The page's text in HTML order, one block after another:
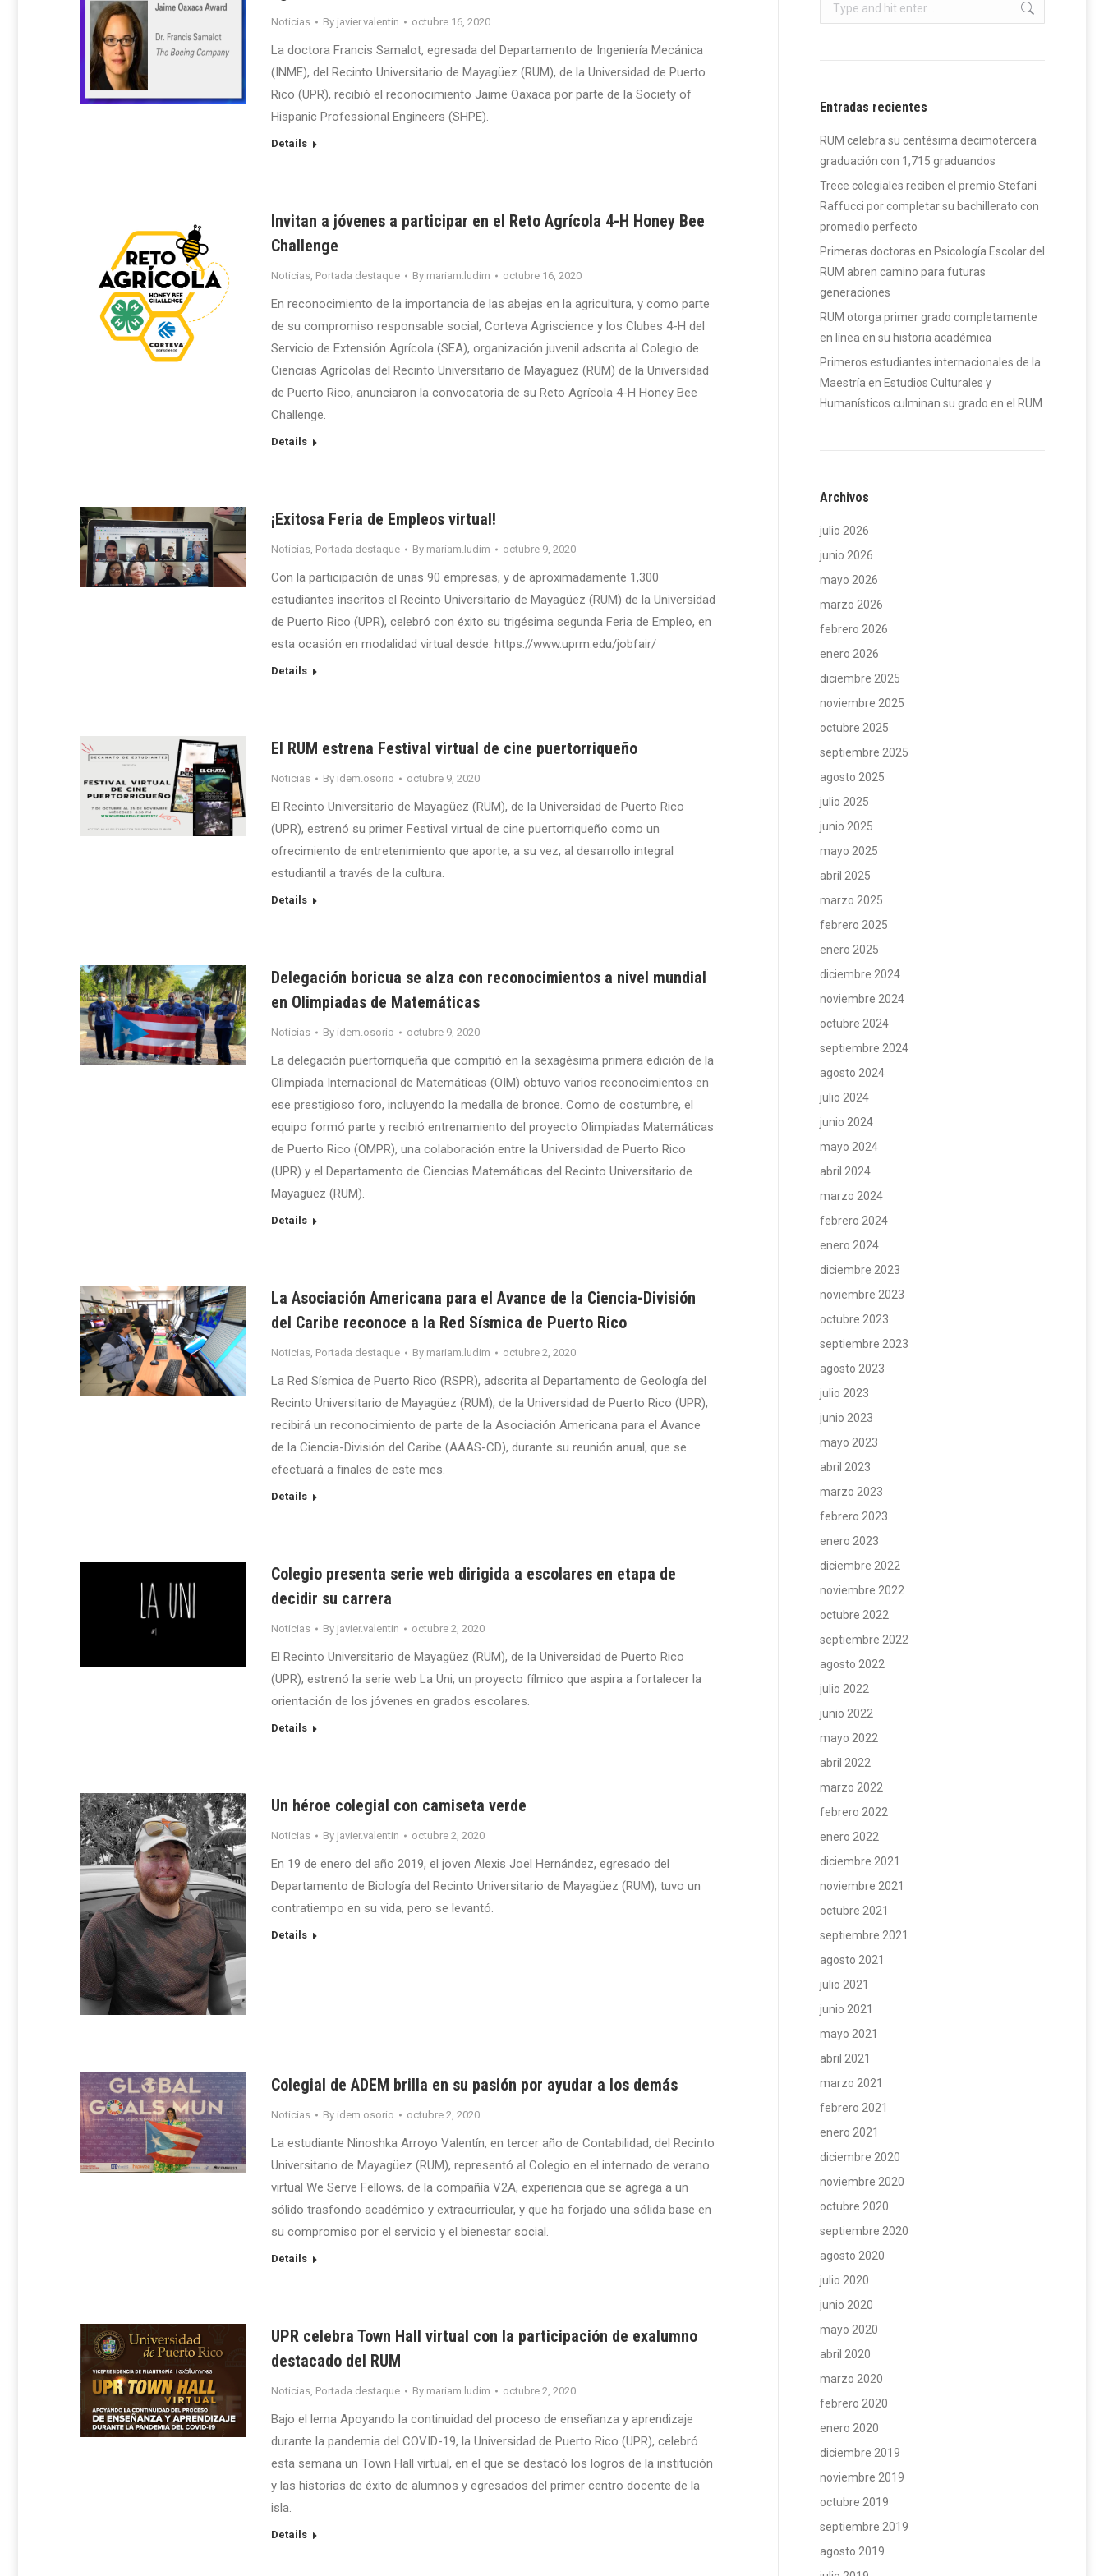
Noticias By javier.valentin octubre 16, 2020
La doctora Francis Samalot, egresada del Departamento de Ingeniería Mecánica
(INME), del Recinto Universitario de Mayagüez (RUM), de la Universidad de Puerto
Rico (UPR), recibió el reconocimiento Jaime Oaxaca por parte de la Society of
Hispanic Professional Engineers (SHPE).
Details
Invitan a jóvenes a participar en el Reto Agrícola 4-H Honey Bee
Challenge
Noticias, Portada destaque By mariam.ludim octubre 16, 2020
En reconocimiento de la importancia de las abejas en la agricultura, y como parte
de su compromiso responsable social, Corteva Agriscience y los Clubes 4-H del
Servicio de Extensión Agrícola (SEA), organización juvenil adscrita al Colegio de
Ciencias Agrícolas del Recinto Universitario de Mayagüez (RUM) de la Universidad
de Puerto Rico, anunciaron la convocatoria de su Reto Agrícola 4-H Honey Bee
Challenge.
Details
¡Exitosa Feria de Empleos virtual!
Noticias, Portada destaque By mariam.ludim octubre 9, 2020
Con la participación de unas 90 empresas, y de aproximadamente 1,300
estudiantes inscritos el Recinto Universitario de Mayagüez (RUM) de la Universidad
de Puerto Rico (UPR), celebró con éxito su trigésima segunda Feria de Empleo, en
esta ocasión en modalidad virtual desde: https://www.uprm.edu/jobfair/
Details
El RUM estrena Festival virtual de cine puertorriqueño
Noticias By idem.osorio octubre 9, 2020
El Recinto Universitario de Mayagüez (RUM), de la Universidad de Puerto Rico
(UPR), estrenó su primer Festival virtual de cine puertorriqueño como un
ofrecimiento de entretenimiento que aporte, a su vez, al desarrollo integral
estudiantil a través de la cultura.
Details
Delegación boricua se alza con reconocimientos a nivel mundial
en Olimpiadas de Matemáticas
Noticias By idem.osorio octubre 9, 2020
La delegación puertorriqueña que compitió en la sexagésima primera edición de la
Olimpiada Internacional de Matemáticas (OIM) obtuvo varios reconocimientos en
ese prestigioso foro, incluyendo la medalla de bronce. Como de costumbre, el
equipo formó parte y recibió entrenamiento del proyecto Olimpiadas Matemáticas
de Puerto Rico (OMPR), una colaboración entre la Universidad de Puerto Rico
(UPR) y el Departamento de Ciencias Matemáticas del Recinto Universitario de
Mayagüez (RUM).
Details
La Asociación Americana para el Avance de la Ciencia-División
del Caribe reconoce a la Red Sísmica de Puerto Rico
Noticias, Portada destaque By mariam.ludim octubre 2, 2020
La Red Sísmica de Puerto Rico (RSPR), adscrita al Departamento de Geología del
Recinto Universitario de Mayagüez (RUM), de la Universidad de Puerto Rico (UPR),
recibirá un reconocimiento de parte de la Asociación Americana para el Avance
de la Ciencia-División del Caribe (AAAS-CD), durante su reunión anual, que se
efectuará a finales de este mes.
Details
Colegio presenta serie web dirigida a escolares en etapa de
decidir su carrera
Noticias By javier.valentin octubre 2, 2020
El Recinto Universitario de Mayagüez (RUM), de la Universidad de Puerto Rico
(UPR), estrenó la serie web La Uni, un proyecto fílmico que aspira a fortalecer la
orientación de los jóvenes en grados escolares.
Details
Un héroe colegial con camiseta verde
Noticias By javier.valentin octubre 2, 2020
En 19 de enero del año 2019, el joven Alexis Joel Hernández, egresado del
Departamento de Biología del Recinto Universitario de Mayagüez (RUM), tuvo un
contratiempo en su vida, pero se levantó.
Details
Colegial de ADEM brilla en su pasión por ayudar a los demás
Noticias By idem.osorio octubre 2, 2020
La estudiante Ninoshka Arroyo Valentín, en tercer año de Contabilidad, del Recinto
Universitario de Mayagüez (RUM), representó al Colegio en el internado de verano
virtual We Serve Fellows, de la compañía V2A, experiencia que se agrega a un
sólido trasfondo académico y extracurricular, y que ha forjado una sólida base en
su compromiso por el servicio y el bienestar social.
Details
UPR celebra Town Hall virtual con la participación de exalumno
destacado del RUM
Noticias, Portada destaque By mariam.ludim octubre 2, 2020
Bajo el lema Apoyando la continuidad del proceso de enseñanza y aprendizaje
durante la pandemia del COVID-19, la Universidad de Puerto Rico (UPR), celebró
esta semana un Town Hall virtual, en el que se destacó los logros de la institución
y las historias de éxito de alumnos y egresados del primer centro docente de la
isla.
Details
Entradas recientes
RUM celebra su centésima decimotercera
graduación con 1,715 graduandos
Trece colegiales reciben el premio Stefani
Raffucci por completar su bachillerato con
promedio perfecto
Primeras doctoras en Psicología Escolar del
RUM abren camino para futuras
generaciones
RUM otorga primer grado completamente
en línea en su historia académica
Primeros estudiantes internacionales de la
Maestría en Estudios Culturales y
Humanísticos culminan su grado en el RUM
Archivos
julio 2026
junio 2026
mayo 2026
marzo 2026
febrero 2026
enero 2026
diciembre 2025
noviembre 2025
octubre 2025
septiembre 2025
agosto 2025
julio 2025
junio 2025
mayo 2025
abril 2025
marzo 2025
febrero 2025
enero 2025
diciembre 2024
noviembre 2024
octubre 2024
septiembre 2024
agosto 2024
julio 2024
junio 2024
mayo 2024
abril 2024
marzo 2024
febrero 2024
enero 2024
diciembre 2023
noviembre 2023
octubre 2023
septiembre 2023
agosto 2023
julio 2023
junio 2023
mayo 2023
abril 2023
marzo 2023
febrero 2023
enero 2023
diciembre 2022
noviembre 2022
octubre 2022
septiembre 2022
agosto 2022
julio 2022
junio 2022
mayo 2022
abril 2022
marzo 2022
febrero 2022
enero 2022
diciembre 2021
noviembre 2021
octubre 2021
septiembre 2021
agosto 2021
julio 2021
junio 2021
mayo 2021
abril 2021
marzo 2021
febrero 2021
enero 2021
diciembre 2020
noviembre 2020
octubre 2020
septiembre 2020
agosto 2020
julio 2020
junio 2020
mayo 2020
abril 2020
marzo 2020
febrero 2020
enero 2020
diciembre 2019
noviembre 2019
octubre 2019
septiembre 2019
agosto 2019